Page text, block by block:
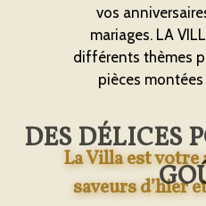
vos
mariages. LA
différents thèmes
pièces
La Villa est votre
saveurs d’hier
DES DÉLICES